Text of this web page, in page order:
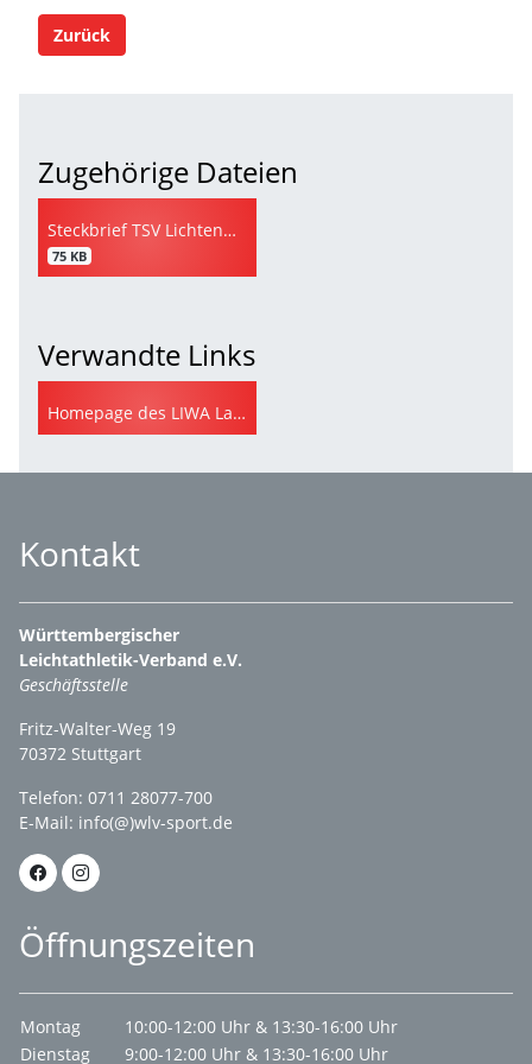
Zurück
Zugehörige Dateien
Steckbrief TSV Lichtenwald
75 KB
Verwandte Links
Homepage des LIWA Lauftreffs
Kontakt
Württembergischer
Leichtathletik-Verband e.V.
Geschäftsstelle
Fritz-Walter-Weg 19
70372 Stuttgart
Telefon: 0711 28077-700
E-Mail: info(@)wlv-sport.de
Öffnungszeiten
Montag
10:00-12:00 Uhr & 13:30-16:00 Uhr
Dienstag
9:00-12:00 Uhr & 13:30-16:00 Uhr